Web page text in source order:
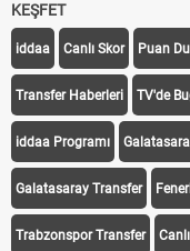
KEŞFET
iddaa Canlı Skor Puan
Transfer Haberleri TV'de
iddaa Programı
Galatasaray Transfer
Trabzonspor Transfer